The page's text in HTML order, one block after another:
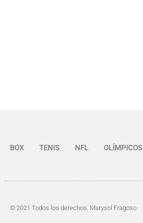
BOX TENIS NFL OLÍMPICOS
© 2021 Todos los derechos. Marysol Fragoso